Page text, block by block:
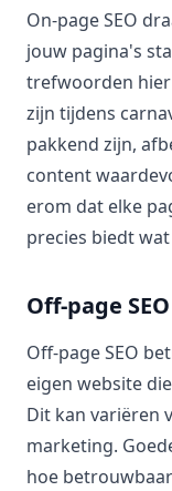
On-page SEO
jouw pagina's
trefwoorden
zijn tijdens
pakkend zijn,
content
erom dat elke
precies biedt
Off-page SEO
Off-page SEO
eigen website
Dit kan variëren
marketing.
hoe